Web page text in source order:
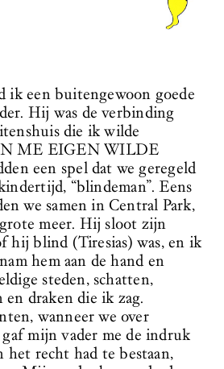
ik een buitengewoon goede
Hij was de verbinding
die ik wilde
ME EIGEN WILDE
een spel dat we geregeld
“blindeman”. Eens
we samen in Central Park,
meer. Hij sloot zijn
hij blind (Tiresias) was, en ik
hem aan de hand en
steden, schatten,
draken die ik zag.
wanneer we over
mijn vader me de indruk
recht had te bestaan,